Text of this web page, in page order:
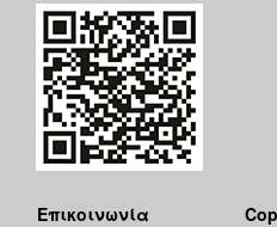
Επικοινωνία